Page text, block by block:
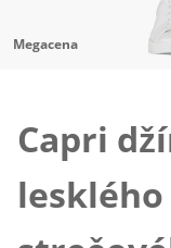
Megacena
Capri
lesklého